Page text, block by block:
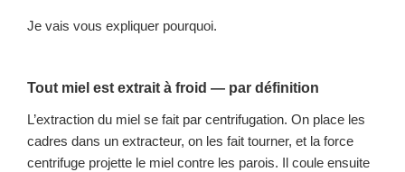
Je vais vous expliquer pourquoi.
Tout miel est extrait à froid — par définition
L’extraction du miel se fait par centrifugation. On place les
cadres dans un extracteur, on les fait tourner, et la force
centrifuge projette le miel contre les parois. Il coule ensuite